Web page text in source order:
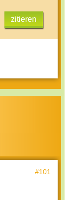
zitieren
#101